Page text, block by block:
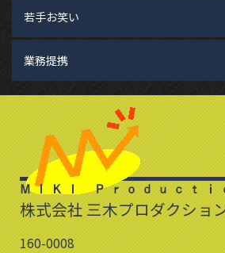
若手お笑い
業務提携
株式会社 三木プロダクショ
160-0008